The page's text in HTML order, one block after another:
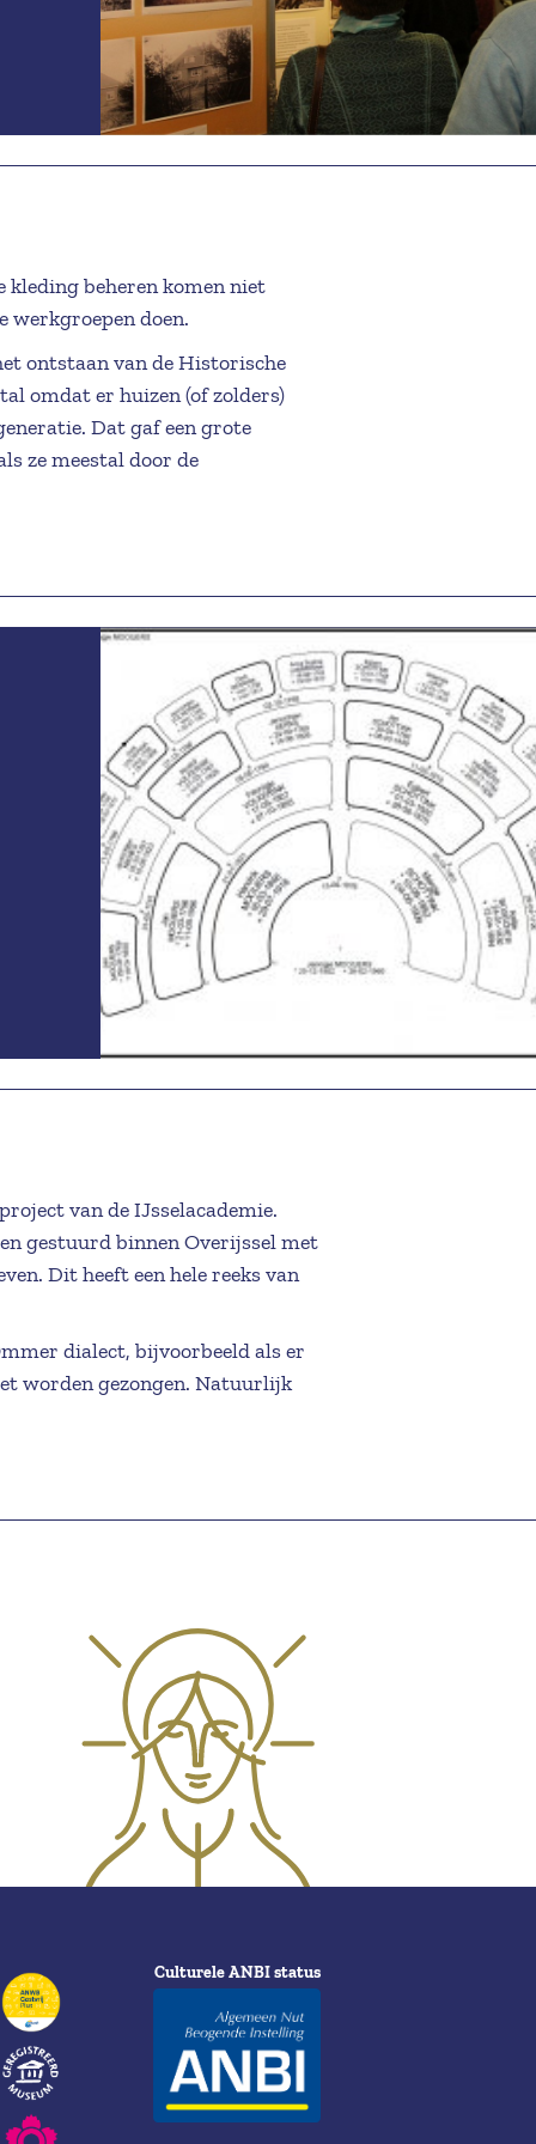
kleding beheren komen niet
werkgroepen doen.
ontstaan van de Historische
omdat er huizen (of zolders)
Dat gaf een grote
ze meestal door de
die droegen. En
alleen over klederdrachten,
van oude beroepskleding of
gegeven.
de meeste families het moeilijk
voelt het afstaan aan HKO
Oordt, moest er echt worden
bezig houden, niet
staan, maar mocht u
van een familielid, kunt u
454806.
of 06-12437625.
van de IJsselacademie.
gestuurd binnen Overijssel met
Dit heeft een hele reeks van
dialect, bijvoorbeeld als er
worden gezongen. Natuurlijk
te geven.
Culturele ANBI status